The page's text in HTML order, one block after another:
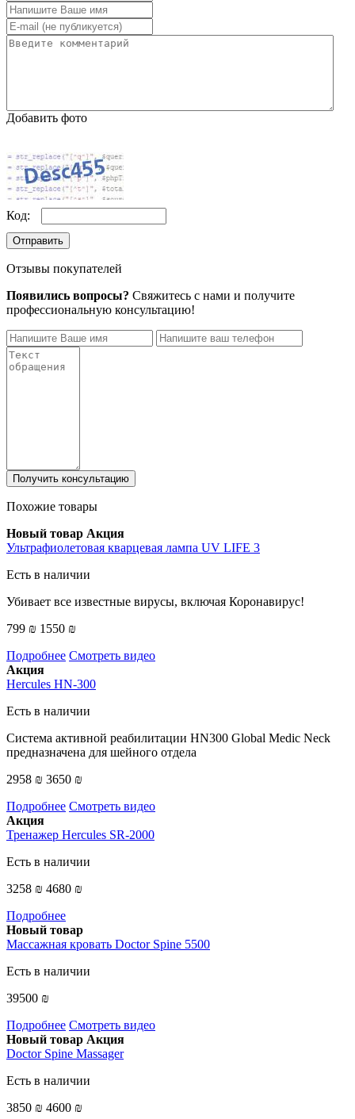
Добавить фото
Код:
Отправить
Отзывы покупателей
Появились вопросы? Свяжитесь с нами и получите
профессиональную консультацию!
Получить консультацию
Похожие товары
Новый товар Акция
Ультрафиолетовая кварцевая лампа UV LIFE 3
Есть в наличии
Убивает все известные вирусы, включая Коронавирус!
799 ₪ 1550 ₪
Подробнее Смотреть видео
Акция
Hercules HN-300
Есть в наличии
Система активной реабилитации HN300 Global Medic Neck
предназначена для шейного отдела
2958 ₪ 3650 ₪
Подробнее Смотреть видео
Акция
Тренажер Hercules SR-2000
Есть в наличии
3258 ₪ 4680 ₪
Подробнее
Новый товар
Массажная кровать Doctor Spine 5500
Есть в наличии
39500 ₪
Подробнее Смотреть видео
Новый товар Акция
Doctor Spine Massager
Есть в наличии
3850 ₪ 4600 ₪